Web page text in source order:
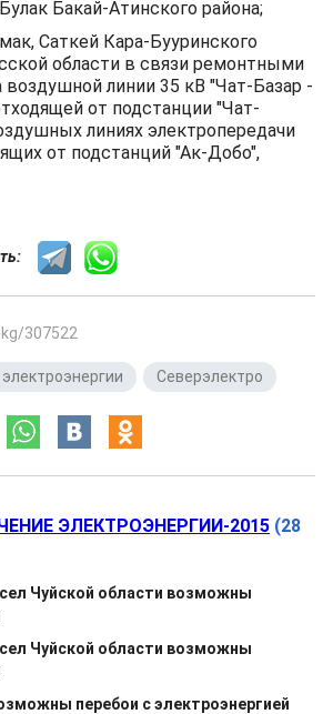
Бакай-Атинского района;
Саткей Кара-Бууринского
области в связи ремонтными
воздушной линии 35 кВ "Чат-Базар -
от подстанции "Чат-
линиях электропередачи
от подстанций "Ак-Добо",
307522
Северэлектро
ЭЛЕКТРОЭНЕРГИИ-2015 (28
Чуйской области возможны
Чуйской области возможны
перебои с электроэнергией